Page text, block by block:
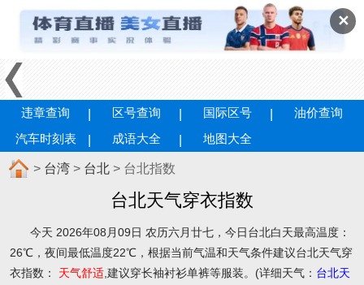
✕
违章查询 区号查询 国际区号
油价查询
汽车时刻表
成语大全 地图大全
> 台湾 > 台北 > 台北指数
台北天气穿衣指数
今天 2026年08月09日 农历六月廿七，今日台北白天最高温度：
26℃，夜间最低温度22℃，根据当前气温和天气条件建议台北天气穿
衣指数：
天气舒适,建议穿长袖衬衫单裤等服装。(详细天气： 台北天